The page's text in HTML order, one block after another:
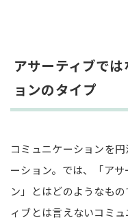
アサーティブで
ョンのタイプ
コミュニケーションを
ーション。では、「ア
ン」とはどのようなも
ィブとは言えないコミ